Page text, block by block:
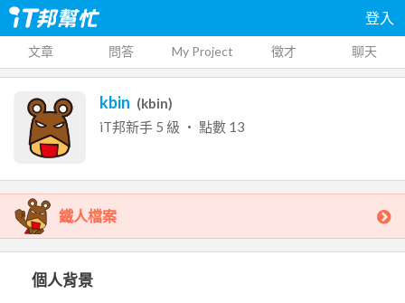
登入
文章 問答 My Project 徵才 聊天
kbin (kbin)
iT邦新手 5 級 ‧ 點數 13
鐵人檔案
個人背景